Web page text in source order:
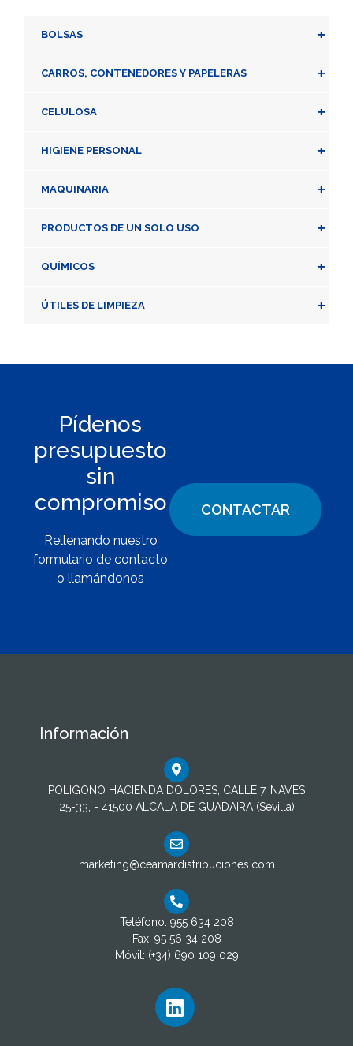
+
BOLSAS
+
CARROS, CONTENEDORES Y PAPELERAS
+
CELULOSA
+
HIGIENE PERSONAL
+
MAQUINARIA
+
PRODUCTOS DE UN SOLO USO
+
QUÍMICOS
+
ÚTILES DE LIMPIEZA
Pídenos
presupuesto
sin
compromiso
Rellenando nuestro
formulario de contacto
o llamándonos
CONTACTAR
Información
POLIGONO HACIENDA DOLORES, CALLE 7, NAVES
25-33, - 41500 ALCALA DE GUADAIRA (Sevilla)
marketing@ceamardistribuciones.com
Teléfono: 955 634 208
Fax: 95 56 34 208
Móvil: (+34) 690 109 029